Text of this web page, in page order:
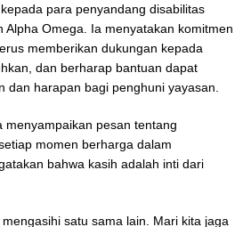
para penyandang disabilitas
Alpha Omega. Ia menyatakan komitmen
memberikan dukungan kepada
dan berharap bantuan dapat
dan harapan bagi penghuni yayasan.
menyampaikan pesan tentang
momen berharga dalam
bahwa kasih adalah inti dari
satu sama lain. Mari kita jaga